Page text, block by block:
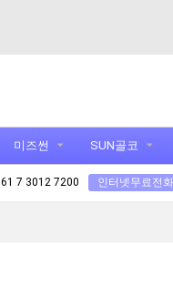
미즈썬 SUN골코
7 3012 7200 인터넷무료전화